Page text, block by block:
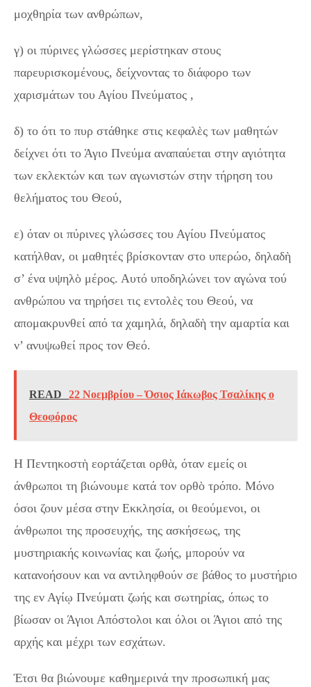
μοχθηρία των ανθρώπων,
γ) οι πύρινες γλώσσες μερίστηκαν στους
παρευρισκομένους, δείχνοντας το διάφορο των
χαρισμάτων του Αγίου Πνεύματος ,
δ) το ότι το πυρ στάθηκε στις κεφαλὲς των μαθητών
δείχνει ότι το Άγιο Πνεύμα αναπαύεται στην αγιότητα
των εκλεκτών και των αγωνιστών στην τήρηση του
θελήματος του Θεού,
ε) όταν οι πύρινες γλώσσες του Αγίου Πνεύματος
κατήλθαν, οι μαθητές βρίσκονταν στο υπερώο, δηλαδὴ
σ’ ένα υψηλὸ μέρος. Αυτό υποδηλώνει τον αγώνα τού
ανθρώπου να τηρήσει τις εντολὲς του Θεού, να
απομακρυνθεί από τα χαμηλά, δηλαδὴ την αμαρτία και
ν’ ανυψωθεί προς τον Θεό.
READ
22 Νοεμβρίου – Όσιος Ιάκωβος Τσαλίκης ο
Θεοφόρος
Η Πεντηκοστὴ εορτάζεται ορθὰ, όταν εμείς οι
άνθρωποι τη βιώνουμε κατά τον ορθὸ τρόπο. Μόνο
όσοι ζουν μέσα στην Εκκλησία, οι θεούμενοι, οι
άνθρωποι της προσευχής, της ασκήσεως, της
μυστηριακής κοινωνίας και ζωής, μπορούν να
κατανοήσουν και να αντιληφθούν σε βάθος το μυστήριο
της εν Αγίῳ Πνεύματι ζωής και σωτηρίας, όπως το
βίωσαν οι Άγιοι Απόστολοι και όλοι οι Άγιοι από της
αρχής και μέχρι των εσχάτων.
Έτσι θα βιώνουμε καθημερινά την προσωπική μας